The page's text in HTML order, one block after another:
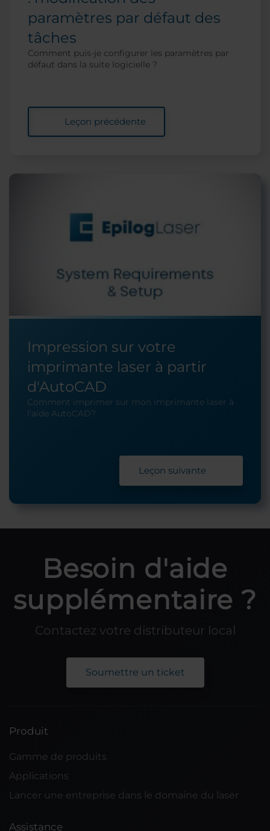
paramètres par défaut des
tâches
Comment puis-je configurer les paramètres par
défaut dans la suite logicielle ?
Leçon précédente
Impression sur votre
imprimante laser à partir
d'AutoCAD
Comment imprimer sur mon imprimante laser à
l'aide AutoCAD?
Leçon suivante
Besoin d'aide
supplémentaire ?
Contactez votre distributeur local
Soumettre un ticket
Produit
Gamme de produits
Applications
Lancer une entreprise dans le domaine du laser
Assistance